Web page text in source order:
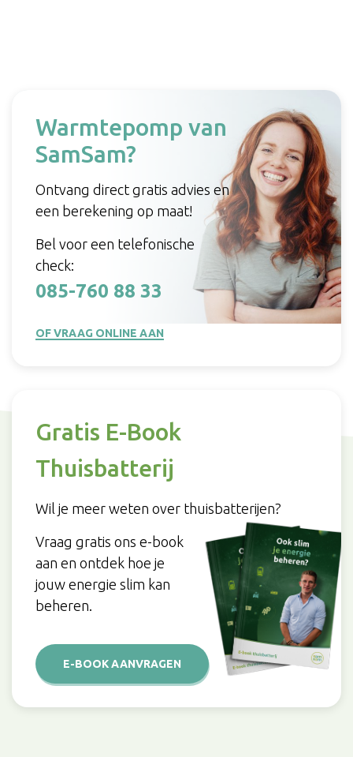
Warmtepomp van
SamSam?
Ontvang direct gratis advies en
een berekening op maat!
Bel voor een telefonische
check:
085-760 88 33
OF VRAAG ONLINE AAN
Gratis E-Book
Thuisbatterij
Wil je meer weten over thuisbatterijen?
Vraag gratis ons e-book
aan en ontdek hoe je
jouw energie slim kan
beheren.
E-BOOK AANVRAGEN